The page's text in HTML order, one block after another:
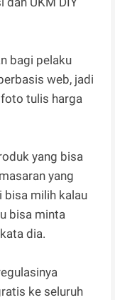
bagi pelaku
web, jadi
tulis harga
yang bisa
yang
bisa milih kalau
bisa minta
dia.
ke seluruh